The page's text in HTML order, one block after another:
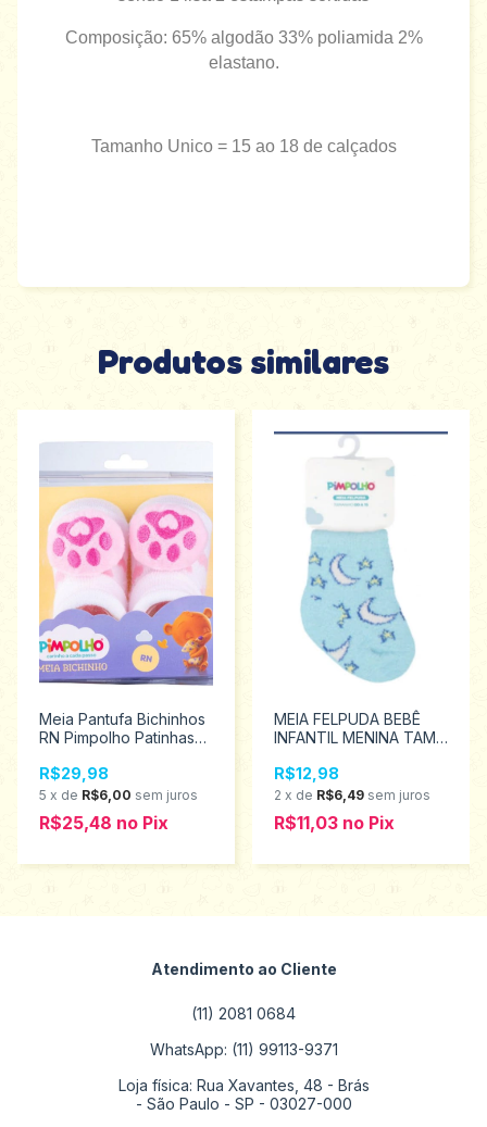
Composição: 65% algodão 33% poliamida 2%
elastano.
Tamanho Unico = 15 ao 18 de calçados
Produtos similares
Meia Pantufa Bichinhos
RN Pimpolho Patinhas
R$29,98
5 x de R$6,00 sem juros
R$25,48 no Pix
MEIA FELPUDA BEBÊ
INFANTIL MENINA TAM
94452
R$12,98
2 x de R$6,49 sem juros
R$11,03 no Pix
Atendimento ao Cliente
(11) 2081 0684
WhatsApp: (11) 99113-9371
Loja física: Rua Xavantes, 48 - Brás
- São Paulo - SP - 03027-000